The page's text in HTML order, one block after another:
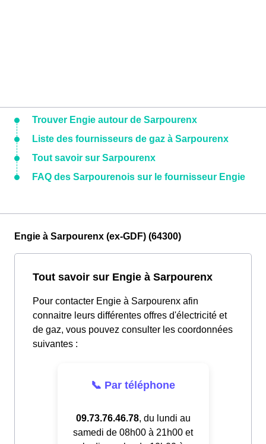
Trouver Engie autour de Sarpourenx
Liste des fournisseurs de gaz à Sarpourenx
Tout savoir sur Sarpourenx
FAQ des Sarpourenois sur le fournisseur Engie
Engie à Sarpourenx (ex-GDF) (64300)
Tout savoir sur Engie à Sarpourenx
Pour contacter Engie à Sarpourenx afin
connaitre leurs différentes offres d'électricité et
de gaz, vous pouvez consulter les coordonnées
suivantes :
📞 Par téléphone
09.73.76.46.78, du lundi au
samedi de 08h00 à 21h00 et